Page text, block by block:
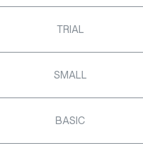
TRIAL
SMALL
BASIC